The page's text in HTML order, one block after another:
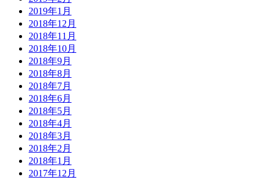
2019年1月
2018年12月
2018年11月
2018年10月
2018年9月
2018年8月
2018年7月
2018年6月
2018年5月
2018年4月
2018年3月
2018年2月
2018年1月
2017年12月